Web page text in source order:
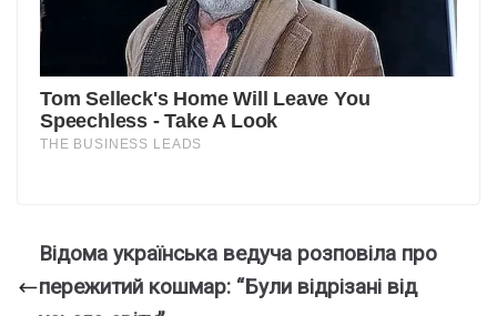
Відома українська ведуча розповіла про
пережитий кошмар: “Були відрізані від